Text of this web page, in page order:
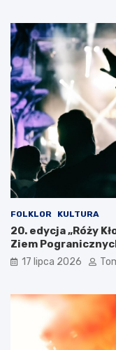
g
o
O
t
w
a
r
c
i
a
W
a
k
a
c
j
i
FOLKLOR KULTURA
20. edycja „Róży
Ziem
17 lipca 2026